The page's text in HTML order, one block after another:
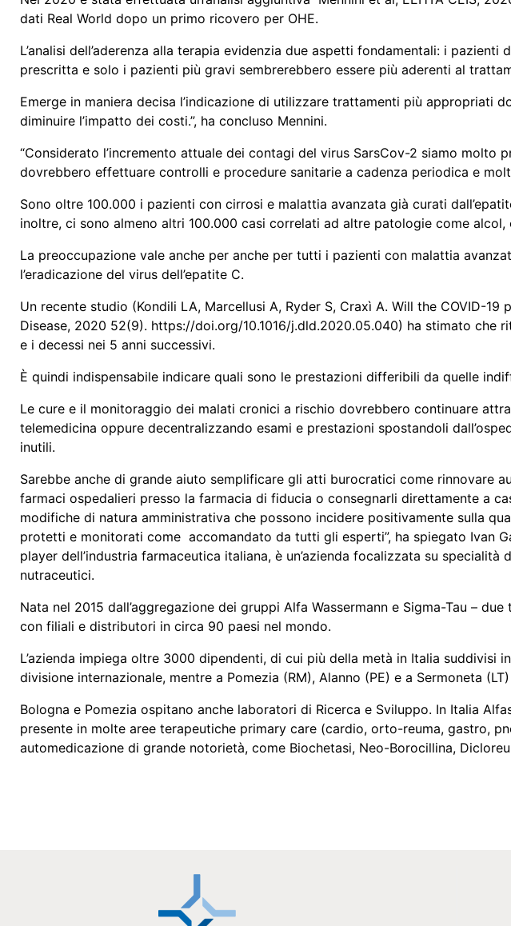
dati Real World dopo un primo ricovero per OHE.
L’analisi dell’aderenza alla terapia evidenzia due aspetti fondamentali: i
prescritta e solo i pazienti più gravi sembrerebbero essere più aderenti al
Emerge in maniera decisa l’indicazione di utilizzare trattamenti più appropriati
diminuire l’impatto dei costi.”, ha concluso Mennini.
“Considerato l’incremento attuale dei contagi del virus SarsCov-2 siamo
dovrebbero effettuare controlli e procedure sanitarie a cadenza periodica e
Sono oltre 100.000 i pazienti con cirrosi e malattia avanzata già curati
inoltre, ci sono almeno altri 100.000 casi correlati ad altre patologie come alcol,
La preoccupazione vale anche per anche per tutti i pazienti con malattia
l’eradicazione del virus dell’epatite C.
Un recente studio (Kondili LA, Marcellusi A, Ryder S, Craxì A. Will the COVID-
Disease, 2020 52(9). https://doi.org/10.1016/j.dld.2020.05.040) ha stimato che
e i decessi nei 5 anni successivi.
È quindi indispensabile indicare quali sono le prestazioni differibili da quelle
Le cure e il monitoraggio dei malati cronici a rischio dovrebbero continuare
telemedicina oppure decentralizzando esami e prestazioni spostandoli
inutili.
Sarebbe anche di grande aiuto semplificare gli atti burocratici come rinnovare
farmaci ospedalieri presso la farmacia di fiducia o consegnarli direttamente a
modifiche di natura amministrativa che possono incidere positivamente sulla
protetti e monitorati come accomandato da tutti gli esperti”, ha spiegato Ivan
player dell’industria farmaceutica italiana, è un’azienda focalizzata su
nutraceutici.
Nata nel 2015 dall’aggregazione dei gruppi Alfa Wassermann e Sigma-Tau –
con filiali e distributori in circa 90 paesi nel mondo.
L’azienda impiega oltre 3000 dipendenti, di cui più della metà in Italia suddivisi
divisione internazionale, mentre a Pomezia (RM), Alanno (PE) e a Sermoneta
Bologna e Pomezia ospitano anche laboratori di Ricerca e Sviluppo. In Italia
presente in molte aree terapeutiche primary care (cardio, orto-reuma, gastro,
automedicazione di grande notorietà, come Biochetasi, Neo-Borocillina,